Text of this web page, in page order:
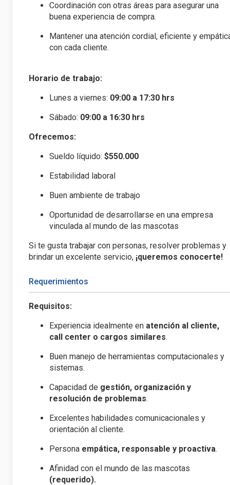
Coordinación con otras áreas para asegurar una
buena experiencia de compra.
Mantener una atención cordial, eficiente y
con cada cliente.
Horario de trabajo:
Lunes a viernes: 09:00 a 17:30 hrs
Sábado: 09:00 a 16:30 hrs
Ofrecemos:
Sueldo líquido: $550.000
Estabilidad laboral
Buen ambiente de trabajo
Oportunidad de desarrollarse en una empresa
vinculada al mundo de las mascotas
Si te gusta trabajar con personas, resolver problemas y
brindar un excelente servicio, ¡queremos conocerte!
Requerimientos
Requisitos:
Experiencia idealmente en atención al cliente,
call center o cargos similares.
Buen manejo de herramientas computacionales y
sistemas.
Capacidad de gestión, organización y
resolución de problemas.
Excelentes habilidades comunicacionales y
orientación al cliente.
Persona empática, responsable y proactiva.
Afinidad con el mundo de las mascotas
(requerido).